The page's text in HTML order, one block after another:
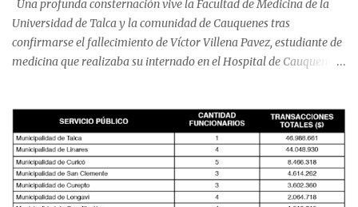
Una profunda consternación vive la Facultad de Medicina de la
Universidad de Talca y la comunidad de Cauquenes tras
confirmarse el fallecimiento de Víctor Villena Pavez, estudiante de
medicina que realizaba su internado en el Hospital de Cauquenes.
malestares físicos. Dada la complejidad de su estado de salud, el
equipo médico determinó su traslado de urgencia al Hospital
Regional de Talca y dado la urgencia la ambulancia partió hacia
Talca con escolta de Carabineros. En medio del traslado, el
estudiante de medicina de 25 años, se agravó y pese a los esfuerzos